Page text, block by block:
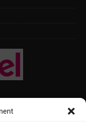
trouver Le Mensuel ?